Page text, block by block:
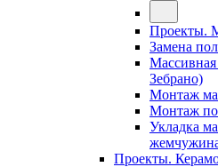
Проекты.
Замена
Массивная
Зебрано)
Монтаж
Монтаж
Укладка
Проекты.